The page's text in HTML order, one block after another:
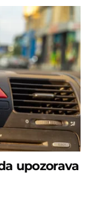
upozorava